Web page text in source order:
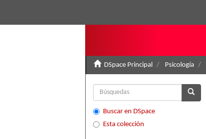
DSpace Principal Psicología
Buscar en DSpace
Esta colección